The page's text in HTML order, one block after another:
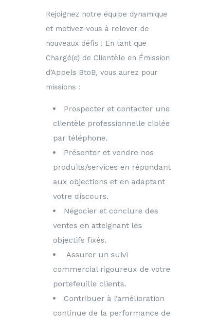
Rejoignez notre équipe dynamique
et motivez-vous à relever de
nouveaux défis ! En tant que
Chargé(e) de Clientèle en Émission
d’Appels BtoB, vous aurez pour
missions :
Prospecter et contacter une
clientèle professionnelle ciblée
par téléphone.
Présenter et vendre nos
produits/services en répondant
aux objections et en adaptant
votre discours.
Négocier et conclure des
ventes en atteignant les
objectifs fixés.
Assurer un suivi
commercial rigoureux de votre
portefeuille clients.
Contribuer à l’amélioration
continue de la performance de